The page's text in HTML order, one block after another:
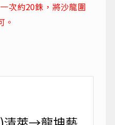
的金色，一切恬靜而
光粼粼的水面，慢慢
週末及泰國假日，上
車不能上，團體必須